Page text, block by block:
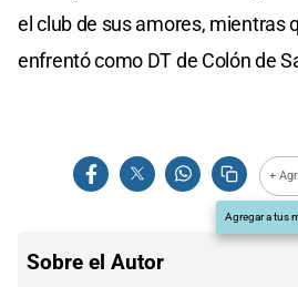
el club de sus amores, mientras
enfrentó como DT de Colón de
+
Agregar a tus
Sobre el Autor